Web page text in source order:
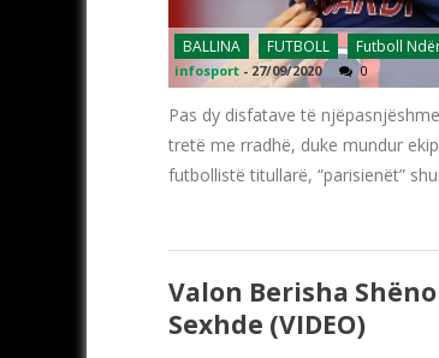
BALLINA FUTBOLL Futboll
infosport - 27/09/2020 0
Pas dy disfatave të
tretë me rradhë, duke mundur
futbollistë titullarë, “parisienët”
Valon Berisha
Sexhde (VIDEO)